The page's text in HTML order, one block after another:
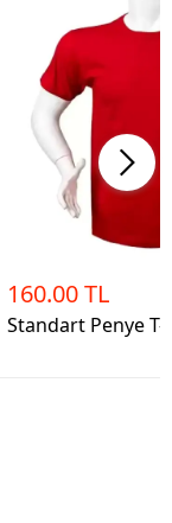
160.00 TL
Standart Penye T-